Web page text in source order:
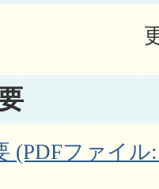
(PDFファイル